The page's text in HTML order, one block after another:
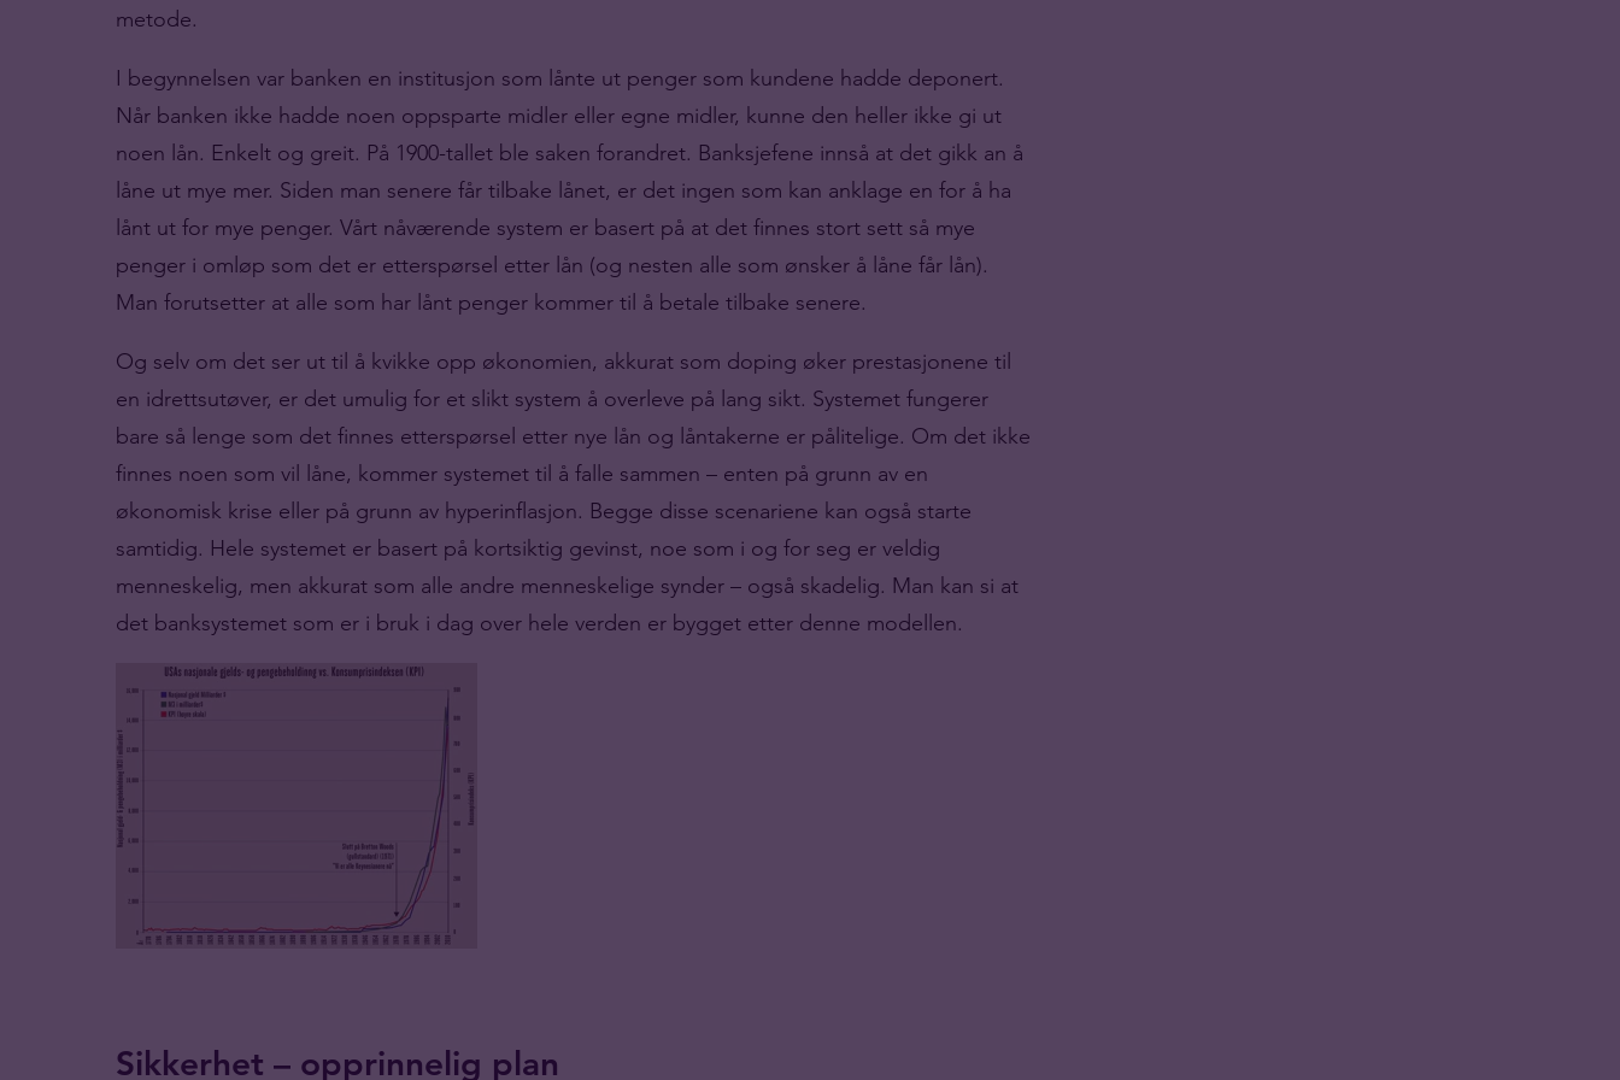
metode.
I begynnelsen var banken en institusjon som lånte ut penger som kundene hadde deponert.
Når banken ikke hadde noen oppsparte midler eller egne midler, kunne den heller ikke gi ut
noen lån. Enkelt og greit. På 1900-tallet ble saken forandret. Banksjefene innså at det gikk an å
låne ut mye mer. Siden man senere får tilbake lånet, er det ingen som kan anklage en for å ha
lånt ut for mye penger. Vårt nåværende system er basert på at det finnes stort sett så mye
penger i omløp som det er etterspørsel etter lån (og nesten alle som ønsker å låne får lån).
Man forutsetter at alle som har lånt penger kommer til å betale tilbake senere.
Og selv om det ser ut til å kvikke opp økonomien, akkurat som doping øker prestasjonene til
en idrettsutøver, er det umulig for et slikt system å overleve på lang sikt. Systemet fungerer
bare så lenge som det finnes etterspørsel etter nye lån og låntakerne er pålitelige. Om det ikke
finnes noen som vil låne, kommer systemet til å falle sammen – enten på grunn av en
økonomisk krise eller på grunn av hyperinflasjon. Begge disse scenariene kan også starte
samtidig. Hele systemet er basert på kortsiktig gevinst, noe som i og for seg er veldig
menneskelig, men akkurat som alle andre menneskelige synder – også skadelig. Man kan si at
det banksystemet som er i bruk i dag over hele verden er bygget etter denne modellen.
Sikkerhet – opprinnelig plan